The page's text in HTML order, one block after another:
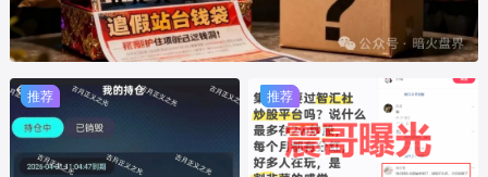
推荐 推荐
推荐 推荐